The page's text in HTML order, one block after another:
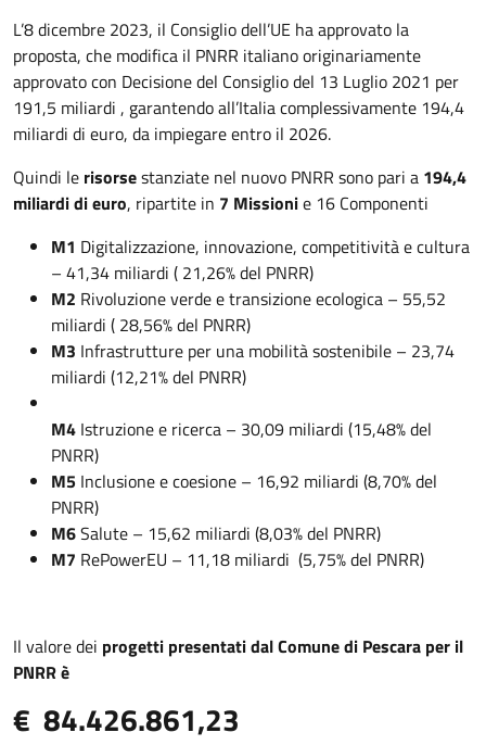
L’8 dicembre 2023, il Consiglio dell’UE ha approvato la
proposta, che modifica il PNRR italiano originariamente
approvato con Decisione del Consiglio del 13 Luglio 2021 per
191,5 miliardi , garantendo all’Italia complessivamente 194,4
miliardi di euro, da impiegare entro il 2026.
Quindi le risorsestanziate nel nuovo PNRR sono pari a 194,4
miliardi di euro, ripartite in 7 Missionie 16 Componenti
M1 Digitalizzazione, innovazione, competitività e cultura
– 41,34 miliardi ( 21,26% del PNRR)
M2 Rivoluzione verde e transizione ecologica – 55,52
miliardi ( 28,56% del PNRR)
M3 Infrastrutture per una mobilità sostenibile – 23,74
miliardi (12,21% del PNRR)
M4 Istruzione e ricerca – 30,09 miliardi (15,48% del
PNRR)
M5 Inclusione e coesione – 16,92 miliardi (8,70% del
PNRR)
M6Salute – 15,62 miliardi (8,03% del PNRR)
M7 RePowerEU – 11,18 miliardi (5,75% del PNRR)
Il valore dei progetti presentati dal Comune di Pescara per il
PNRR è
€ 84.426.861,23